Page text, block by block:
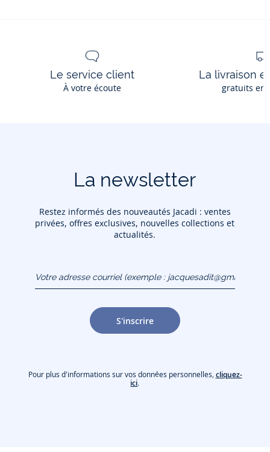
Le service client
À votre écoute
La livraison
gratuits en
La newsletter
Restez informés des nouveautés Jacadi : ventes
privées, offres exclusives, nouvelles collections et
actualités.
(exemple :
jacquesadit@gmail.com)
S'inscrire
Pour plus d'informations sur vos données personnelles, cliquez-
ici.